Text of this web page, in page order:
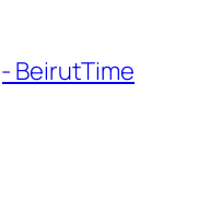
المحتوى
BeirutTime -بتوقيت بيروت آخر الأخبار العاجلة لبنان والعالم